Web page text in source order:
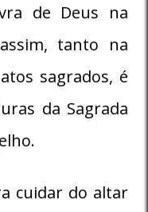
de Deus na
tanto na
sagrados, é
da Sagrada
cuidar do altar